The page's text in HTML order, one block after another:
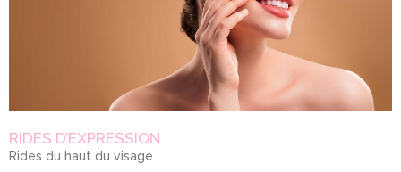
RIDES D’EXPRESSION
Rides du haut du visage